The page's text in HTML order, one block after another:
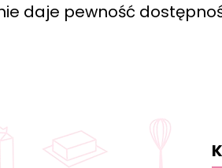
daje pewność